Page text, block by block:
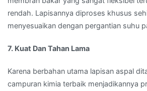
rendah. Lapisannya diproses khusus
menyesuaikan dengan pergantian suhu
7. Kuat Dan Tahan Lama
Karena berbahan utama lapisan aspal
campuran kimia terbaik menjadikannya